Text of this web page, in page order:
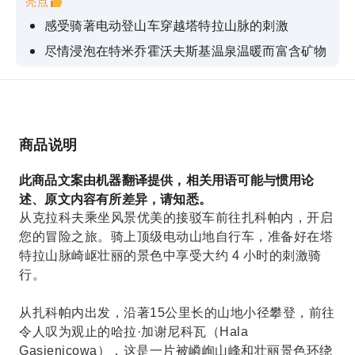
感受骑著电动登山车穿越塔特拉山脉的刺激
尽情浸泡在特米乔霍沃夫斯基温泉温暖而富含矿物
健行到 Czarny Staw Gąsienicowy 冰川湖，欣赏
享受从克拉科夫到扎科帕内和塔特拉山脉的风景之
旅
商品说明
此商品文案由机器翻译提供，相关用语可能与惯用论
述、原文内容有所差异，请知悉。
从克拉科夫乘坐风景优美的接驳车前往扎科帕内，开启
您的冒险之旅。骑上顶级电动山地自行车，准备好在塔
特拉山脉崎岖壮丽的景色中享受大约 4 小时的刺激骑
行。
从扎科帕内出发，沿著15公里长的山地小径攀登，前往
令人叹为观止的哈拉·加谢尼科瓦（Hala
Gąsienicowa），这是一片被嶙峋山峰和壮丽景色环绕